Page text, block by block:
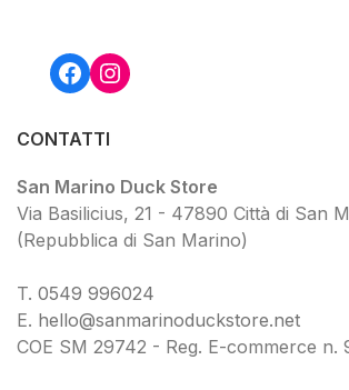
Facebook
Instagram
CONTATTI
San Marino Duck Store
Via Basilicius, 21 - 47890 Città di San
(Repubblica di San Marino)
T. 0549 996024
E. hello@sanmarinoduckstore.net
COE SM 29742 - Reg. E-commerce n.